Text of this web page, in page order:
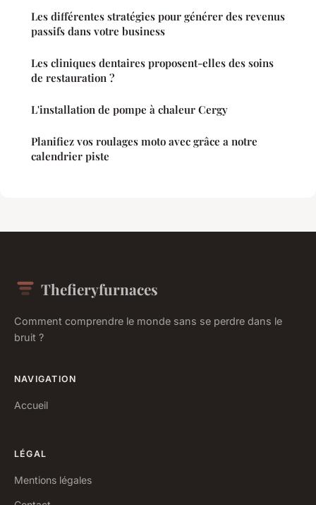
Les différentes stratégies pour générer des revenus
passifs dans votre business
Les cliniques dentaires proposent-elles des soins
de restauration ?
L'installation de pompe à chaleur Cergy
Planifiez vos roulages moto avec grâce a notre
calendrier piste
Thefieryfurnaces
Comment comprendre le monde sans se perdre dans le
bruit ?
NAVIGATION
Accueil
LÉGAL
Mentions légales